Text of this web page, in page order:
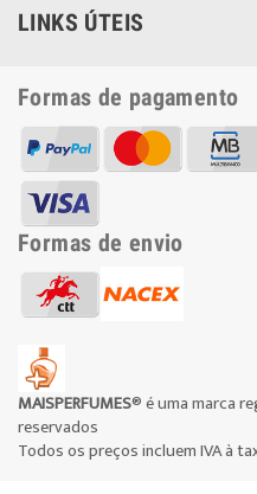
LINKS ÚTEIS
Formas de pagamento
Formas de envio
MAISPERFUMES® é uma marca
reservados
Todos os preços incluem IVA à